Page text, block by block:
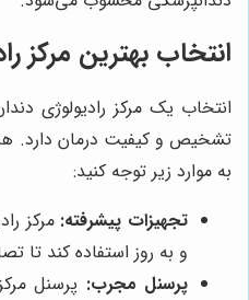
انتخاب بهترین مرکز
انتخاب یک مرکز رادیولوژی
تشخیص و کیفیت درمان دارد.
به موارد زیر توجه کنید:
تجهیزات پیشرفته: مرکز
و به روز استفاده کند تا
پرسنل مجرب: پرسنل